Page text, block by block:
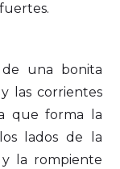
una bonita
las corrientes
que forma la
lados de la
y la rompiente